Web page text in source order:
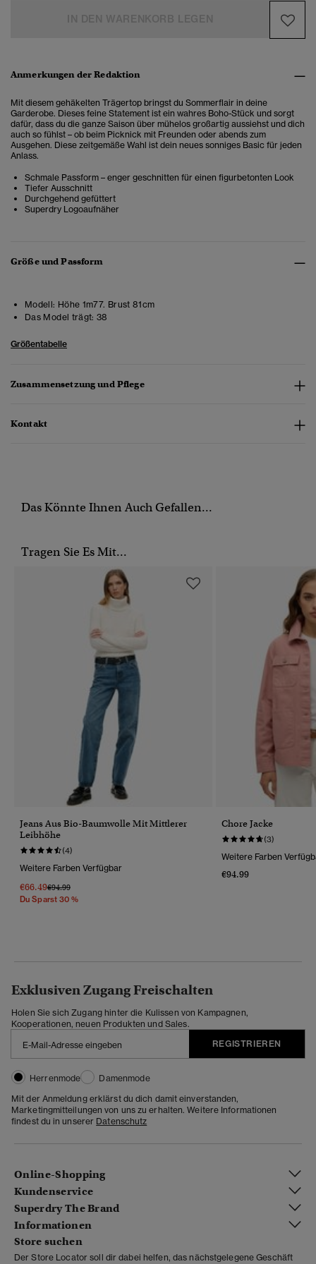
Anmerkungen der Redaktion
Mit diesem gehäkelten Trägertop bringst du Sommerflair in deine
Garderobe. Dieses feine Statement ist ein wahres Boho-Stück und sorgt
dafür, dass du die ganze Saison über mühelos großartig aussiehst und dich
auch so fühlst – ob beim Picknick mit Freunden oder abends zum
Ausgehen. Diese zeitgemäße Wahl ist dein neues sonniges Basic für jeden
Anlass.
Schmale Passform – enger geschnitten für einen figurbetonten Look
Tiefer Ausschnitt
Durchgehend gefüttert
Superdry Logoaufnäher
Größe und Passform
Modell: Höhe 1m77. Brust 81cm
Das Model trägt: 38
Größentabelle
Zusammensetzung und Pflege
Kontakt
Das Könnte Ihnen Auch Gefallen...
Tragen Sie Es Mit...
Jeans Aus Bio-Baumwolle Mit Mittlerer
Leibhöhe
(4)
Weitere Farben Verfügbar
€66.49Preis Wurde Reduziert Von
€94.99Bis
Du Sparst 30 %
Chore Jacke
(3)
Weitere Farben
€94.99
Exklusiven Zugang Freischalten
Holen Sie sich Zugang hinter die Kulissen von Kampagnen,
Kooperationen, neuen Produkten und Sales.
REGISTRIEREN
Herrenmode
Damenmode
Mit der Anmeldung erklärst du dich damit einverstanden,
Marketingmitteilungen von uns zu erhalten. Weitere Informationen
findest du in unserer Datenschutz
Online-Shopping
Kundenservice
Superdry The Brand
Informationen
Store suchen
Der Store Locator soll dir dabei helfen, das nächstgelegene Geschäft